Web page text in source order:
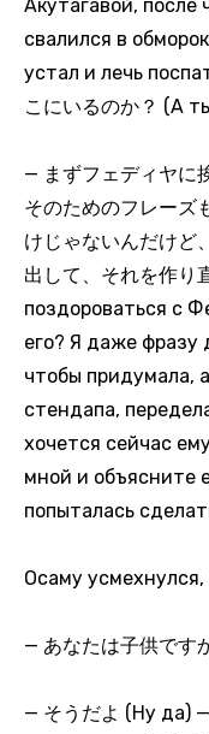
Акутагавой, после
свалился в
устал и лечь
こにいるのか？ (А
— まずフェディヤに
そのためのフレーズ
けじゃないんだけど
出して、それを作
поздороваться с
его? Я даже фразу
чтобы придумала,
стендапа,
хочется сейчас
мной и объясните
попыталась
Осаму
— あなたは子供です
— そうだよ (Ну да)